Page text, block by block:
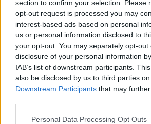
section to confirm your selection. Please
opt-out request is processed you may
interest-based ads based on personal
us or personal information disclosed to
your opt-out. You may separately opt-
disclosure of your personal information
IAB’s list of downstream participants.
also be disclosed by us to third parties
Downstream Participants that may
Please note that this website/app uses
Personal Data Processing Opt Outs
λοιμώξεων του
ασθενείς με ανεπάρκεια
αναφέρουν οι ιατροί της
Κλινικής του Εθνικού και
Πανεπιστημίου Αθηνών
Θεοδώρα Ψαλτοπούλου και
Δημόπουλος (Πρύτανης
που συνοψίζουν τα
μελέτη στο περιοδικό JAMA